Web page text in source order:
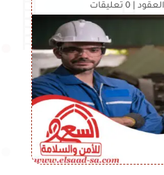
العقود 0 تعليقات